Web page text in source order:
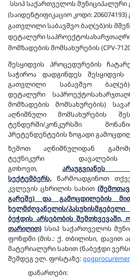
სსიპ საქართველოს
(საიდენტიფიკაციო კოდი: 206074193)
გათვლილი საბავშვო ბაღ(ებ)ის
დეტალური
მომზადების მომსახურების (CPV-
შესყიდვის პროცედურების
საჭიროა დადგინდეს შესყიდვის
გათვლილი საბავშვო
დეტალური
მომზადების მომსახურების)
აღნიშნული მომსახურების
ტენდერში/კონკურსში
პრეტენდენტების ზოგადი
ზემოთ აღნიშნულიდან
ტექნიკური დავალების
გთხოვთ,
სექტემბერს, წარმოადგინოთ
კვლევის ცხრილის სახით
გარეშე) და გამოცდილების
ხელმძღვანელის/
ბეჭდის არსებობის შემთხვევაში,
თარიღით) სსიპ საქართველოს
ფონდში (მის.: ქ. თბილისი, დავით
მატერიალური სახით (ნაბეჭდი
შემდეგ ელ. ფოსტაზე:
დანართები: